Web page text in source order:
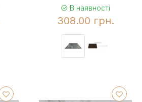
В наявності
308.00 грн.